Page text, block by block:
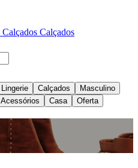
Calçados Calçados
Lingerie Calçados
Masculino
Acessórios Casa Oferta